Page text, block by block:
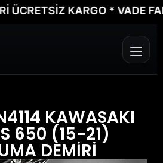
KARGO * VADE
KAWASAKI
650 (15-21)
DEMİRİ